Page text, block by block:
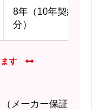
8年（10年契約 - メ
分）
（メーカー保証